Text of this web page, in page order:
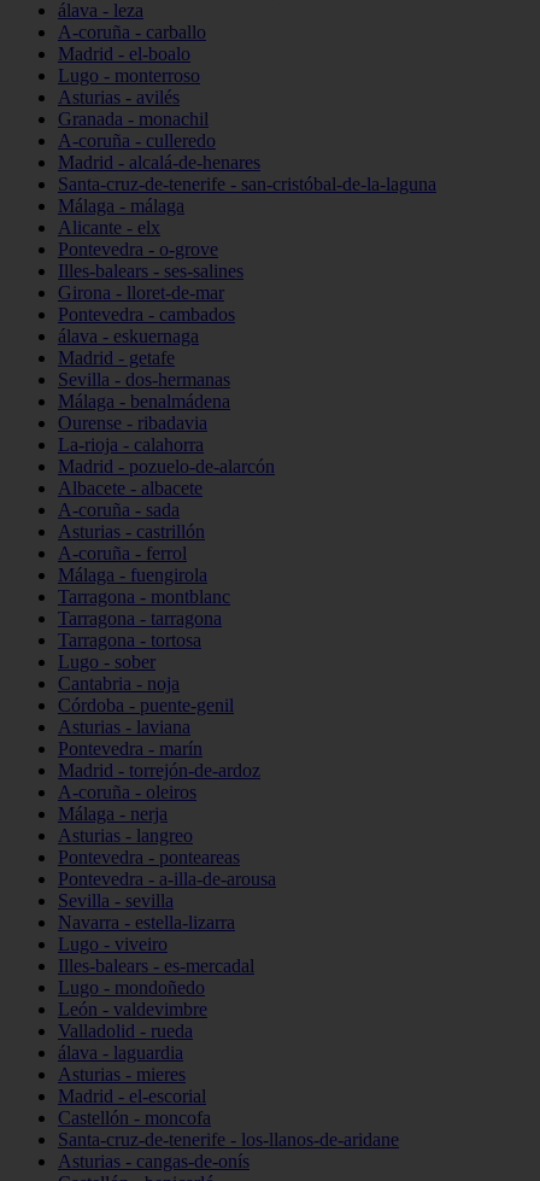
álava - leza
A-coruña - carballo
Madrid - el-boalo
Lugo - monterroso
Asturias - avilés
Granada - monachil
A-coruña - culleredo
Madrid - alcalá-de-henares
Santa-cruz-de-tenerife - san-cristóbal-de-la-laguna
Málaga - málaga
Alicante - elx
Pontevedra - o-grove
Illes-balears - ses-salines
Girona - lloret-de-mar
Pontevedra - cambados
álava - eskuernaga
Madrid - getafe
Sevilla - dos-hermanas
Málaga - benalmádena
Ourense - ribadavia
La-rioja - calahorra
Madrid - pozuelo-de-alarcón
Albacete - albacete
A-coruña - sada
Asturias - castrillón
A-coruña - ferrol
Málaga - fuengirola
Tarragona - montblanc
Tarragona - tarragona
Tarragona - tortosa
Lugo - sober
Cantabria - noja
Córdoba - puente-genil
Asturias - laviana
Pontevedra - marín
Madrid - torrejón-de-ardoz
A-coruña - oleiros
Málaga - nerja
Asturias - langreo
Pontevedra - ponteareas
Pontevedra - a-illa-de-arousa
Sevilla - sevilla
Navarra - estella-lizarra
Lugo - viveiro
Illes-balears - es-mercadal
Lugo - mondoñedo
León - valdevimbre
Valladolid - rueda
álava - laguardia
Asturias - mieres
Madrid - el-escorial
Castellón - moncofa
Santa-cruz-de-tenerife - los-llanos-de-aridane
Asturias - cangas-de-onís